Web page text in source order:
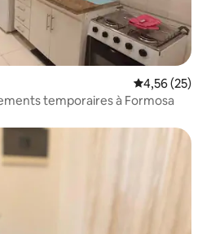
Évaluation
4,56 (25)
temporaires à Formosa